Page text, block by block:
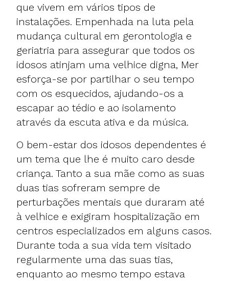
que vivem em vários tipos de
instalações. Empenhada na luta pela
mudança cultural em gerontologia e
geriatria para assegurar que todos os
idosos atinjam uma velhice digna, Mer
esforça-se por partilhar o seu tempo
com os esquecidos, ajudando-os a
escapar ao tédio e ao isolamento
através da escuta ativa e da música.
O bem-estar dos idosos dependentes é
um tema que lhe é muito caro desde
criança. Tanto a sua mãe como as suas
duas tias sofreram sempre de
perturbações mentais que duraram até
à velhice e exigiram hospitalização em
centros especializados em alguns casos.
Durante toda a sua vida tem visitado
regularmente uma das suas tias,
enquanto ao mesmo tempo estava